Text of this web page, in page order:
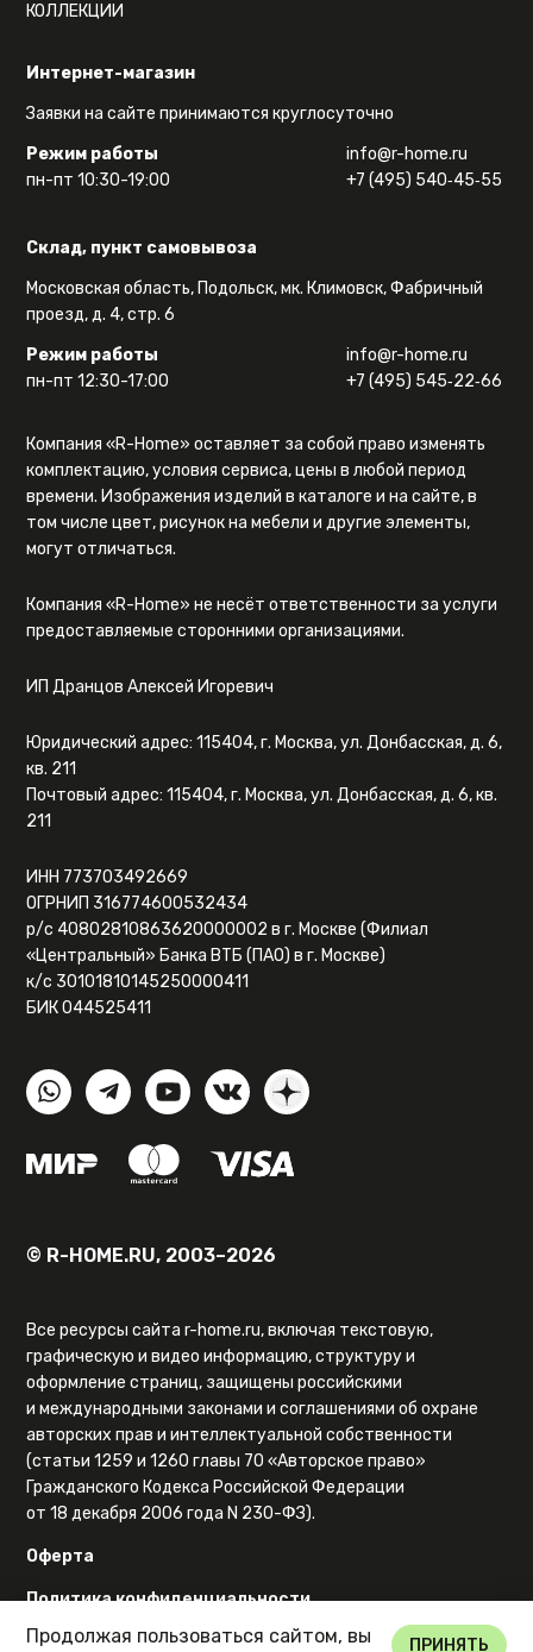
Интернет-магазин
Заявки на сайте принимаются круглосуточно
Режим работы
пн-пт 10:30-19:00
info@r-home.ru
+7 (495) 540‑45‑55
Склад, пункт самовывоза
Московская область, Подольск, мк. Климовск, Фабричный
проезд, д. 4, стр. 6
Режим работы
пн-пт 12:30-17:00
info@r-home.ru
+7 (495) 545‑22‑66
КОЛЛЕКЦИИ
Компания «R-Home» оставляет за собой право изменять
комплектацию, условия сервиса, цены в любой период
времени. Изображения изделий в каталоге и на сайте, в
том числе цвет, рисунок на мебели и другие элементы,
могут отличаться.
Компания «R-Home» не несёт ответственности за услуги
предоставляемые сторонними организациями.
ИП Дранцов Алексей Игоревич
Юридический адрес: 115404, г. Москва, ул. Донбасская, д. 6,
кв. 211
Почтовый адрес: 115404, г. Москва, ул. Донбасская, д. 6, кв.
211
ИНН 773703492669
ОГРНИП 316774600532434
р/с 40802810863620000002 в г. Москве (Филиал
«Центральный» Банка ВТБ (ПАО) в г. Москве)
к/с 30101810145250000411
БИК 044525411
© R-HOME.RU, 2003–2026
Все ресурсы сайта r-home.ru, включая текстовую,
графическую и видео информацию, структуру и
оформление страниц, защищены российскими
и международными законами и соглашениями об охране
авторских прав и интеллектуальной собственности
(статьи 1259 и 1260 главы 70 «Авторское право»
Гражданского Кодекса Российской Федерации
от 18 декабря 2006 года N 230-ФЗ).
Оферта
Политика конфиденциальности
Карта сайта
Продолжая пользоваться сайтом, вы
ПРИНЯТЬ